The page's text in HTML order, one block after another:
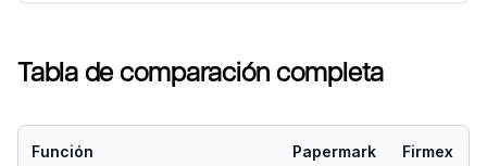
Tabla de comparación completa
Función Papermark Firmex